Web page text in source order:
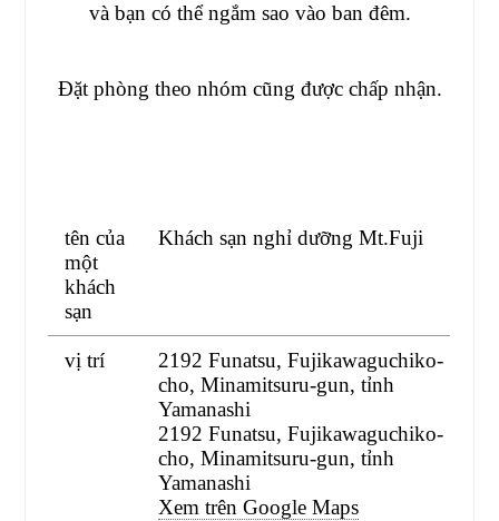
và bạn có thể ngắm sao vào ban đêm.
Đặt phòng theo nhóm cũng được chấp nhận.
tên của
một
khách
sạn
Khách sạn nghỉ dưỡng Mt.Fuji
vị trí
2192 Funatsu, Fujikawaguchiko-
cho, Minamitsuru-gun, tỉnh
Yamanashi
2192 Funatsu, Fujikawaguchiko-
cho, Minamitsuru-gun, tỉnh
Yamanashi
Xem trên Google Maps